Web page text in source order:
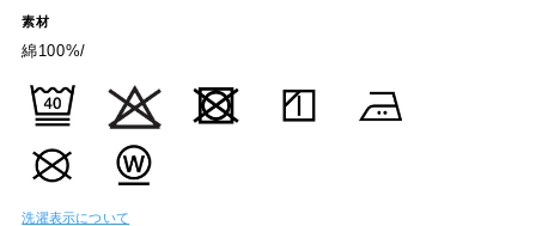
素材
綿100%/
洗濯表示について